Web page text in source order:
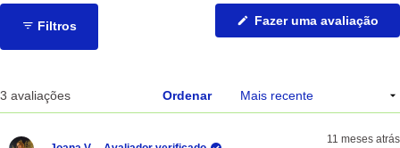
Filtros Fazer uma avaliação
3 avaliações Ordenar
11 meses atrás
A carregar...